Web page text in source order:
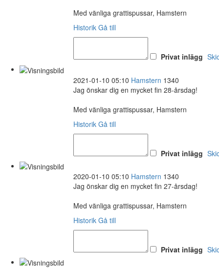
Med vänliga grattispussar, Hamstern
Historik Gå till
Privat inlägg
2021-01-10 05:10 Hamstern 1340
Jag önskar dig en mycket fin 28-årsdag!
Med vänliga grattispussar, Hamstern
Historik Gå till
Privat inlägg
2020-01-10 05:10 Hamstern 1340
Jag önskar dig en mycket fin 27-årsdag!
Med vänliga grattispussar, Hamstern
Historik Gå till
Privat inlägg